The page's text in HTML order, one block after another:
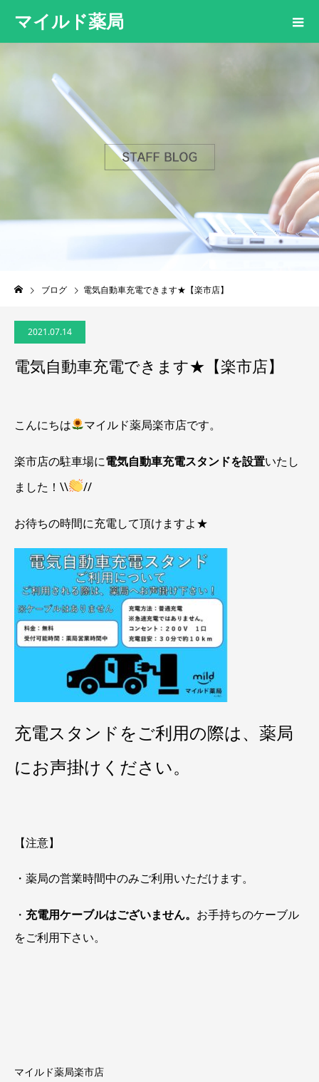
マイルド薬局
ブログ 電気自動車充電できます★【楽市店】
2021.07.14
電気自動車充電できます★【楽市店】
こんにちは マイルド薬局楽市店です。
楽市店の駐車場に電気自動車充電スタンドを設置いたし
ました！\\
//
お待ちの時間に充電して頂けますよ★
充電スタンドをご利用の際は、薬局
にお声掛けください。
【注意】
・薬局の営業時間中のみご利用いただけます。
・ 充電用ケーブルはございません。 お手持ちのケーブル
をご利用下さい。
マイルド薬局楽市店